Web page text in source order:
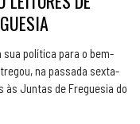
política para o bem-
na passada sexta-
às Juntas de Freguesia do